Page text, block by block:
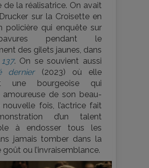
de la réalisatrice. On avait
sur la Croisette en
policière qui enquête sur
pendant le
des gilets jaunes, dans
. On se souvient aussi
dernier(2023) où elle
une bourgeoise qui
de son beau-
nouvelle fois, l’actrice fait
d’un talent
à endosser tous les
jamais tomber dans la
ou l’invraisemblance.